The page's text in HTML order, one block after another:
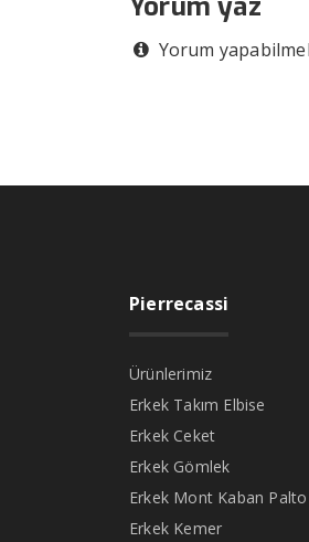
Yorum
Pierrecassi
Ürünlerimiz
Erkek Takım Elbise
Erkek Ceket
Erkek Gömlek
Erkek Mont Kaban Palto
Erkek Kemer